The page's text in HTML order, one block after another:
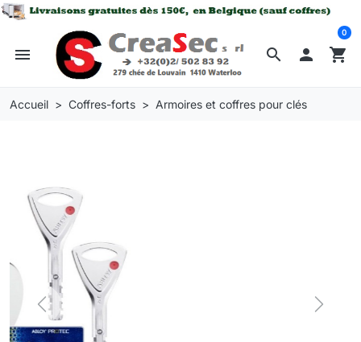
search
menu  shopping_cart
0
Accueil Coffres-forts Armoires et coffres pour clés
Previous Next